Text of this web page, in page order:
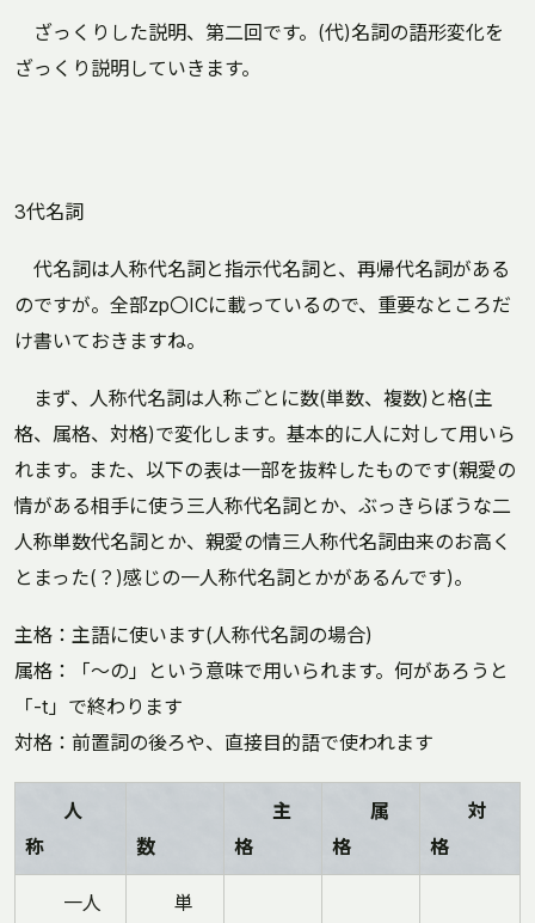
ざっくりした説明、第二回です。(代)名詞の語形変化を
ざっくり説明していきます。
3代名詞
代名詞は人称代名詞と指示代名詞と、再帰代名詞がある
のですが。全部zp〇ICに載っているので、重要なところだ
け書いておきますね。
まず、人称代名詞は人称ごとに数(単数、複数)と格(主
格、属格、対格)で変化します。基本的に人に対して用いら
れます。また、以下の表は一部を抜粋したものです(親愛の
情がある相手に使う三人称代名詞とか、ぶっきらぼうな二
人称単数代名詞とか、親愛の情三人称代名詞由来のお高く
とまった(？)感じの一人称代名詞とかがあるんです)。
主格：主語に使います(人称代名詞の場合)
属格：「～の」という意味で用いられます。何があろうと
「-t」で終わります
対格：前置詞の後ろや、直接目的語で使われます
人
称
数
主
格
属
格
対
格
一人
単